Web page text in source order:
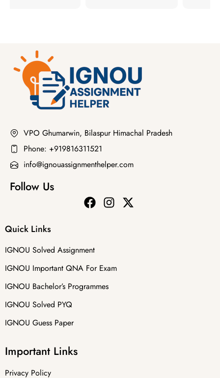
VPO Ghumarwin, Bilaspur Himachal Pradesh
Phone: +919816311521
info@ignouassignmenthelper.com
Follow Us
Quick Links
IGNOU Solved Assignment
IGNOU Important QNA For Exam
IGNOU Bachelor’s Programmes
IGNOU Solved PYQ
IGNOU Guess Paper
Important Links
Privacy Policy